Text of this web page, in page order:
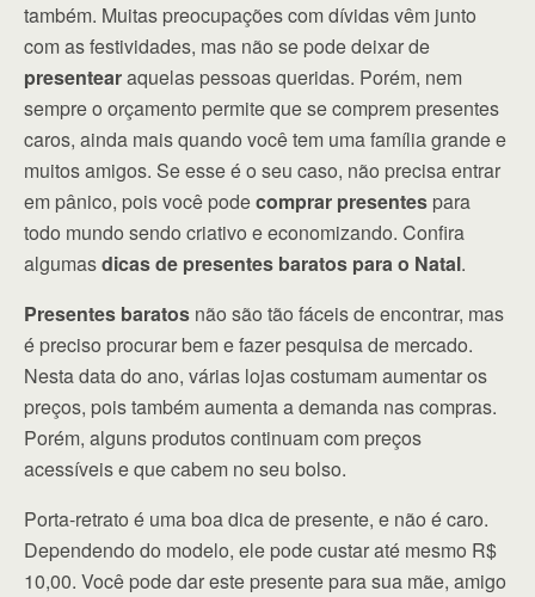
também. Muitas preocupações com dívidas vêm junto
com as festividades, mas não se pode deixar de
presentearaquelas pessoas queridas. Porém, nem
sempre o orçamento permite que se comprem presentes
caros, ainda mais quando você tem uma família grande e
muitos amigos. Se esse é o seu caso, não precisa entrar
em pânico, pois você podecomprar presentes para
todo mundo sendo criativo e economizando. Confira
algumasdicas de presentes baratos para o Natal.
Presentes baratos não são tão fáceis de encontrar, mas
é preciso procurar bem e fazer pesquisa de mercado.
Nesta data do ano, várias lojas costumam aumentar os
preços, pois também aumenta a demanda nas compras.
Porém, alguns produtos continuam com preços
acessíveis e que cabem no seu bolso.
Porta-retrato é uma boa dica de presente, e não é caro.
Dependendo do modelo, ele pode custar até mesmo R$
10,00. Você pode dar este presente para sua mãe, amigo